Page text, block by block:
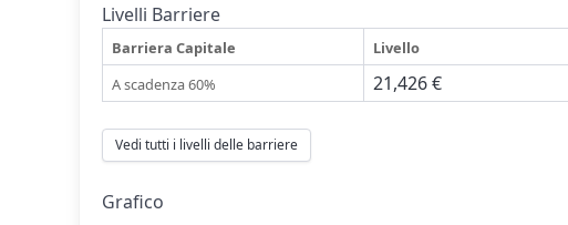
Livelli Barriere
Barriera Capitale Livello
A scadenza 60%
21,426 €
Vedi tutti i livelli delle barriere
Grafico